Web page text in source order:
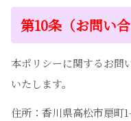
第10条（お問い合
本ポリシーに関するお問
いたします。
住所：香川県高松市扇町